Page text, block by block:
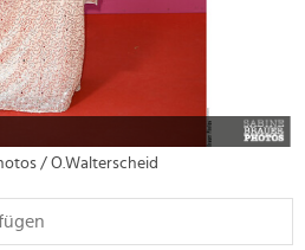
/ O.Walterscheid